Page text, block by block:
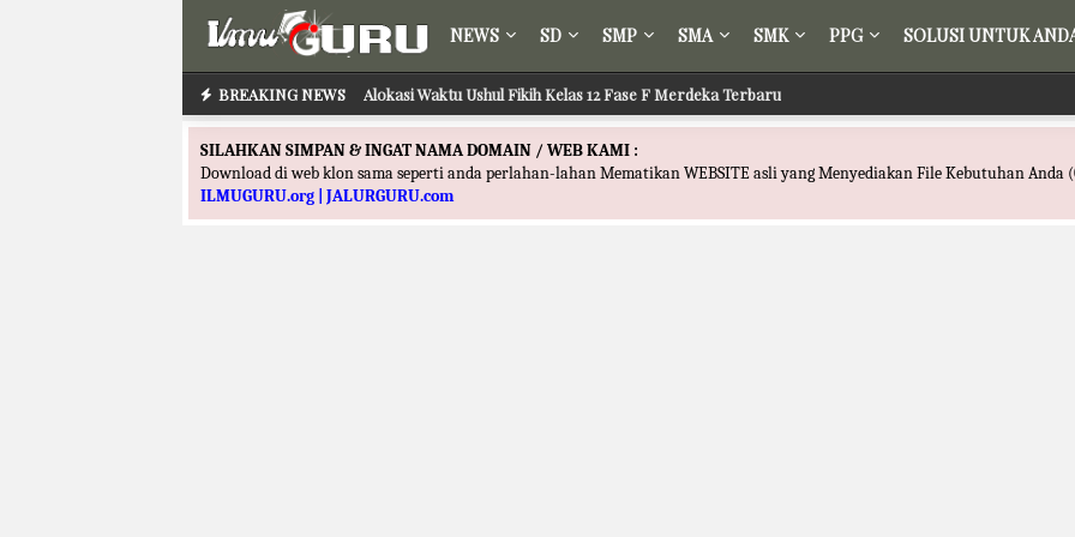
NEWS SD SMP SMA SMK PPG SOLUSI UNTUK
BREAKING NEWS Alokasi Waktu Ushul Fikih Kelas 12 Fase F Merdeka Terbaru
SILAHKAN SIMPAN & INGAT NAMA DOMAIN / WEB KAMI :
Download di web klon sama seperti anda perlahan-lahan Mematikan WEBSITE asli yang Menyediakan File Kebutuhan Anda
ILMUGURU.org | JALURGURU.com